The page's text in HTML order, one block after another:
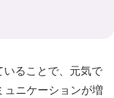
ることで、元気で
ニケーションが増